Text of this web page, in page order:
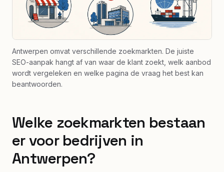
Antwerpen omvat verschillende zoekmarkten. De juiste
SEO-aanpak hangt af van waar de klant zoekt, welk aanbod
wordt vergeleken en welke pagina de vraag het best kan
beantwoorden.
Welke zoekmarkten bestaan
er voor bedrijven in
Antwerpen?